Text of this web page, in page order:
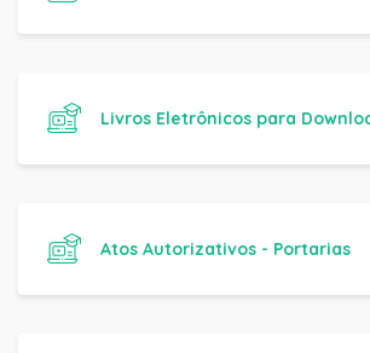
Livros Eletrônicos para
Atos Autorizativos - Portarias